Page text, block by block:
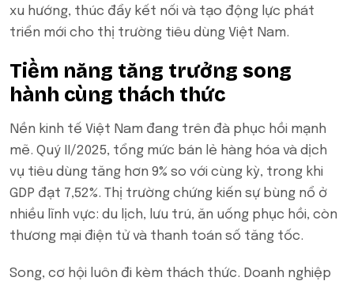
xu hướng, thúc đẩy kết nối và tạo động lực phát
triển mới cho thị trường tiêu dùng Việt Nam.
Tiềm năng tăng trưởng song
hành cùng thách thức
Nền kinh tế Việt Nam đang trên đà phục hồi mạnh
mẽ. Quý II/2025, tổng mức bán lẻ hàng hóa và dịch
vụ tiêu dùng tăng hơn 9% so với cùng kỳ, trong khi
GDP đạt 7,52%. Thị trường chứng kiến sự bùng nổ ở
nhiều lĩnh vực: du lịch, lưu trú, ăn uống phục hồi, còn
thương mại điện tử và thanh toán số tăng tốc.
Song, cơ hội luôn đi kèm thách thức. Doanh nghiệp